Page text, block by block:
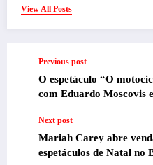
View All Posts
Previous post
O espetáculo “O
com Eduardo Moscovis
Next post
Mariah Carey abre
espetáculos de Natal no